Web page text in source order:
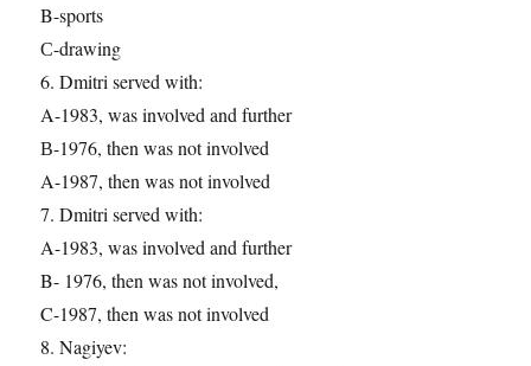
B-sports
С-drawing
6. Dmitri served with:
A-1983, was involved and further
В-1976, then was not involved
A-1987, then was not involved
7. Dmitri served with:
A-1983, was involved and further
B- 1976, then was not involved,
C-1987, then was not involved
8. Nagiyev: